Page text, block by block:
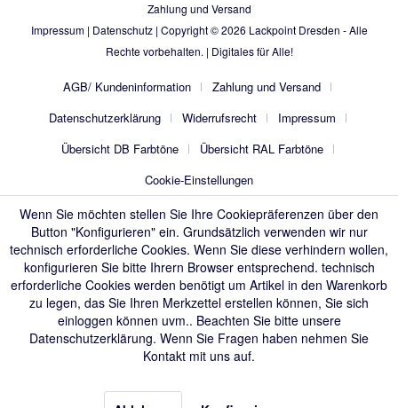
Zahlung und Versand
Impressum| Datenschutz| Copyright © 2026 Lackpoint Dresden - Alle
Rechte vorbehalten. | Digitales für Alle!
AGB/ Kundeninformation
Zahlung und Versand
Datenschutzerklärung
Widerrufsrecht
Impressum
Übersicht DB Farbtöne
Übersicht RAL Farbtöne
Cookie-Einstellungen
Wenn Sie möchten stellen Sie Ihre Cookiepräferenzen über den
Button "Konfigurieren" ein. Grundsätzlich verwenden wir nur
technisch erforderliche Cookies. Wenn Sie diese verhindern wollen,
konfigurieren Sie bitte Ihrern Browser entsprechend. technisch
erforderliche Cookies werden benötigt um Artikel in den Warenkorb
zu legen, das Sie Ihren Merkzettel erstellen können, Sie sich
einloggen können uvm.. Beachten Sie bitte unsere
Datenschutzerklärung. Wenn Sie Fragen haben nehmen Sie
Kontakt mit uns auf.